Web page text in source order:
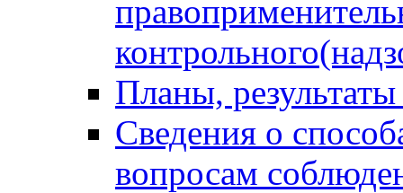
Планы,
Сведения о
вопросам